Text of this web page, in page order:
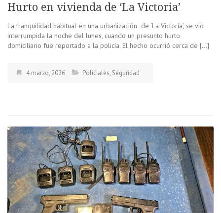
Hurto en vivienda de ‘La Victoria’
La tranquilidad habitual en una urbanización de ‘La Victoria’, se vio
interrumpida la noche del lunes, cuando un presunto hurto
domiciliario fue reportado a la policía. El hecho ocurrió cerca de […]
4 marzo, 2026 Policiales, Seguridad